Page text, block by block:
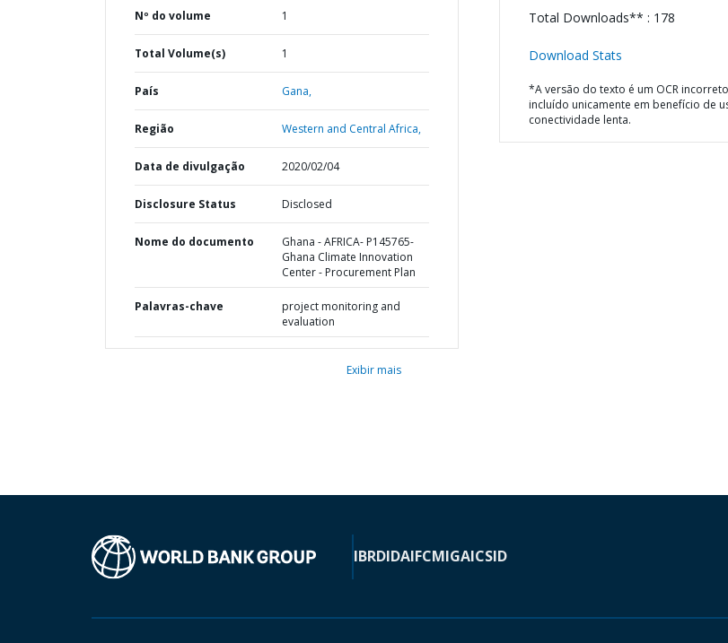
Nº do volume 1
Total Volume(s) 1
País Gana,
Região Western and Central Africa,
Data de divulgação 2020/02/04
Disclosure Status Disclosed
Nome do documento
Ghana - AFRICA- P145765-
Ghana Climate Innovation
Center - Procurement Plan
Palavras-chave
project monitoring and
evaluation
Exibir mais
Total Downloads** : 178
Download Stats
*A versão do texto é um OCR
incluído unicamente em benefício de
conectividade lenta.
IBRDIDAIFCMIGAICSID